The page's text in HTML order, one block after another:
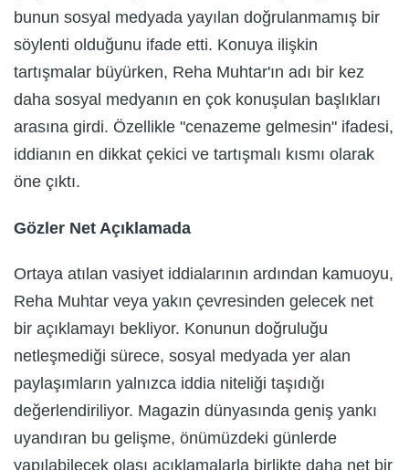
bunun sosyal medyada yayılan doğrulanmamış bir
söylenti olduğunu ifade etti. Konuya ilişkin
tartışmalar büyürken, Reha Muhtar'ın adı bir kez
daha sosyal medyanın en çok konuşulan başlıkları
arasına girdi. Özellikle "cenazeme gelmesin" ifadesi,
iddianın en dikkat çekici ve tartışmalı kısmı olarak
öne çıktı.
Gözler Net Açıklamada
Ortaya atılan vasiyet iddialarının ardından kamuoyu,
Reha Muhtar veya yakın çevresinden gelecek net
bir açıklamayı bekliyor. Konunun doğruluğu
netleşmediği sürece, sosyal medyada yer alan
paylaşımların yalnızca iddia niteliği taşıdığı
değerlendiriliyor. Magazin dünyasında geniş yankı
uyandıran bu gelişme, önümüzdeki günlerde
yapılabilecek olası açıklamalarla birlikte daha net bir